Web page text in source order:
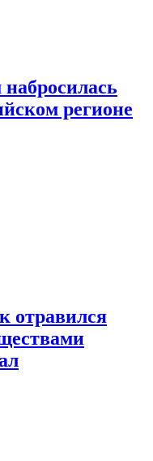
регионе
отравился